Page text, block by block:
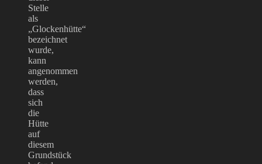
Stelle
als
„Glockenhütte“
bezeichnet
wurde,
kann
angenommen
werden,
dass
sich
die
Hütte
auf
diesem
Grundstück